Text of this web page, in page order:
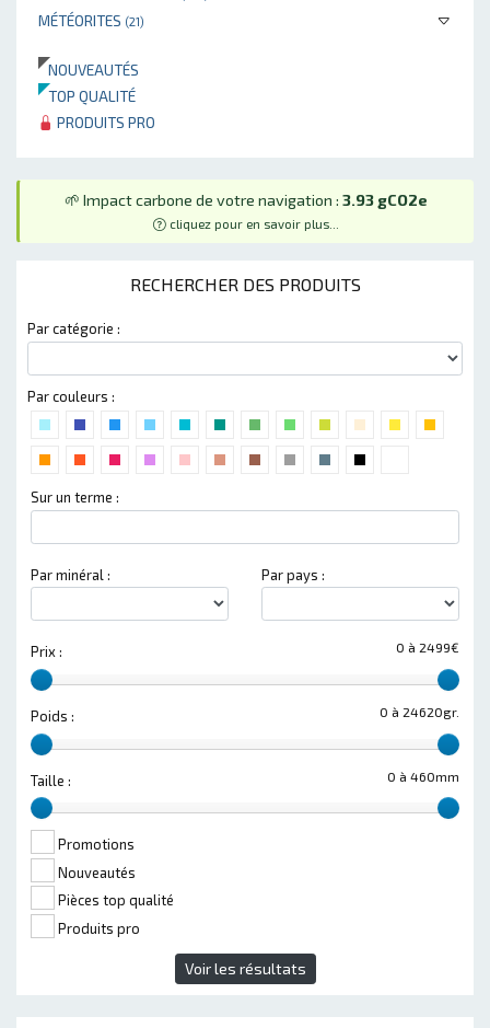
MÉTÉORITES (21)
NOUVEAUTÉS
TOP QUALITÉ
PRODUITS PRO
🌱 Impact carbone de votre navigation : 3.93 gCO2e
cliquez pour en savoir plus...
RECHERCHER DES PRODUITS
Par catégorie :
Par couleurs :
Sur un terme :
Par minéral : Par pays :
0 à 2499€
Prix :
0 à 24620gr.
Poids :
0 à 460mm
Taille :
Promotions
Nouveautés
Pièces top qualité
Produits pro
Voir les résultats